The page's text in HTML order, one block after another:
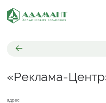
«Реклама-
адрес